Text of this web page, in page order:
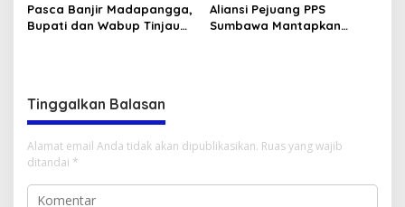
Baru
Pasca Banjir Madapangga,
Bupati dan Wabup Tinjau
Aliansi Pejuang PPS
Sumbawa Mantapkan
Tinggalkan Balasan
Alamat email Anda tidak akan dipublikasikan. Ruas yang wajib
ditandai *